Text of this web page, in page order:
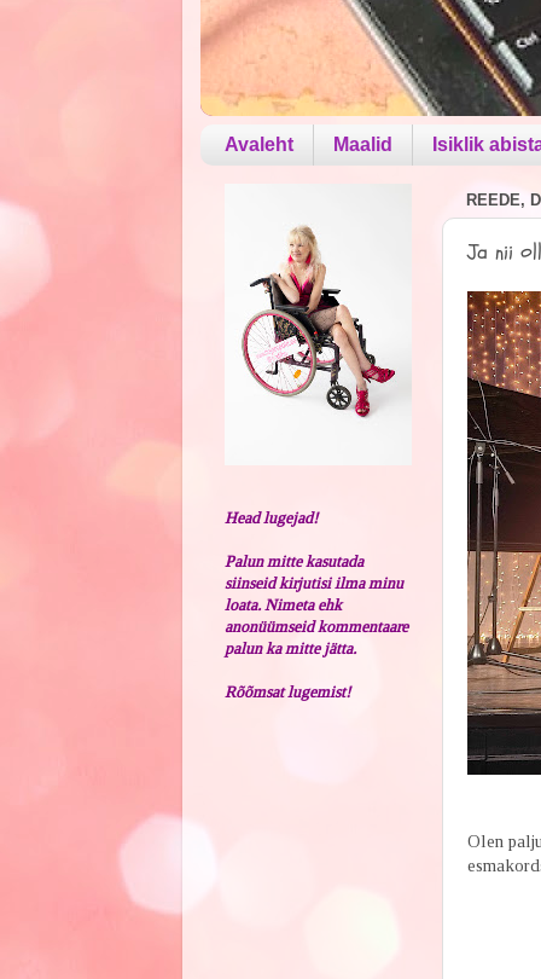
Avaleht Maalid Isiklik
REEDE,
Ja nii
Olen
Head lugejad!
Palun mitte kasutada
siinseid kirjutisi ilma minu
loata. Nimeta ehk
anonüümseid kommentaare
palun ka mitte jätta.
Rõõmsat lugemist!